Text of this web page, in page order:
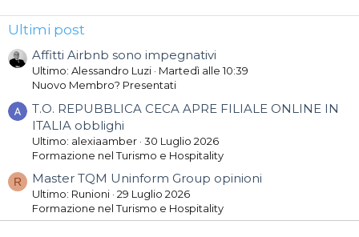
Ultimi post
Affitti Airbnb sono impegnativi
Ultimo: Alessandro Luzi
Martedì alle 10:39
Nuovo Membro? Presentati
T.O. REPUBBLICA CECA APRE FILIALE ONLINE IN
ITALIA obblighi
Ultimo: alexiaamber 30 Luglio 2026
Formazione nel Turismo e Hospitality
R Master TQM Uninform Group opinioni
Ultimo: Runioni 29 Luglio 2026
Formazione nel Turismo e Hospitality